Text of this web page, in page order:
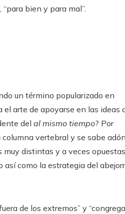
bien y para mal”.
un término popularizado en
el arte de apoyarse en las ideas
del al mismo tiempo? Por
vertebral y se sabe
distintas y a veces
así como la estrategia del
de los extremos” y